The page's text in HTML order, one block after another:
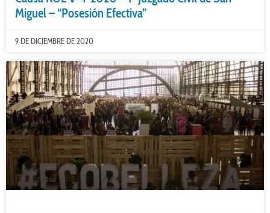
Miguel – “Posesión Efectiva”
9 DE DICIEMBRE DE 2020